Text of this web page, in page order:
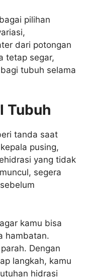
pilihan
dari potongan
tetap segar,
tubuh selama
Tubuh
tanda saat
pusing,
yang tidak
segera
kamu bisa
hambatan.
Dengan
langkah, kamu
hidrasi